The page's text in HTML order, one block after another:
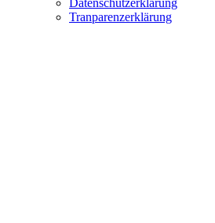
Datenschutzerklärung
Tranparenzerklärung